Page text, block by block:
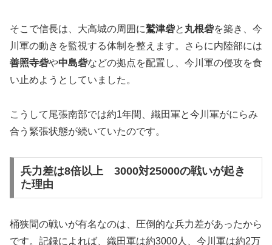
そこで信長は、大高城の周囲に鷲津砦と 丸根砦を築き、今
川軍の動きを監視する体制を整えます。さらに内陸部には
善照寺砦や中島砦などの拠点を配置し、今川軍の侵攻を食
い止めようとしていました。
こうして尾張南部では約1年間、織田軍と今川軍がにらみ
合う緊張状態が続いていたのです。
兵力差は8倍以上 3000対25000の戦いが起き
た理由
桶狭間の戦いが有名なのは、圧倒的な兵力差があったから
です。記録によれば、織田軍は約3000人、今川軍は約2万